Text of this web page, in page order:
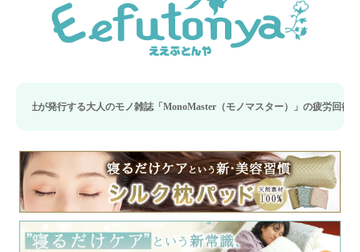
行する大人のモノ雑誌「MonoMaster（モノマスター）」の疲労回復・睡眠の向